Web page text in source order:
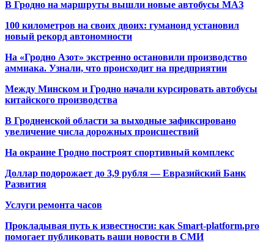
В Гродно на маршруты вышли новые автобусы МАЗ
100 километров на своих двоих: гуманоид установил
новый рекорд автономности
На «Гродно Азот» экстренно остановили производство
аммиака. Узнали, что происходит на предприятии
Между Минском и Гродно начали курсировать автобусы
китайского производства
В Гродненской области за выходные зафиксировано
увеличение числа дорожных происшествий
На окраине Гродно построят спортивный комплекс
Доллар подорожает до 3,9 рубля — Евразийский Банк
Развития
Услуги ремонта часов
Прокладывая путь к известности: как Smart-platform.pro
помогает публиковать ваши новости в СМИ